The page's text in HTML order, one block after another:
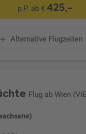
p.P. ab €425,-
Alternative Flugzeiten
Flug ab Wien